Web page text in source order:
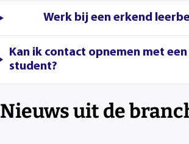
Werk bij een erkend
Kan ik contact opnemen met
student?
Nieuws uit de